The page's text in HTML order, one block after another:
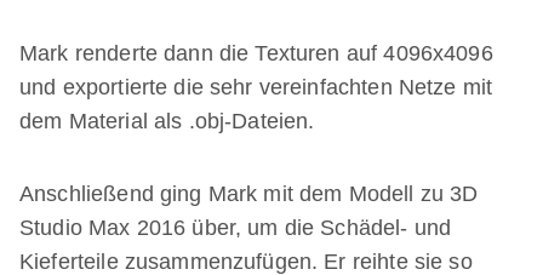
Mark renderte dann die Texturen auf 4096x4096
und exportierte die sehr vereinfachten Netze mit
dem Material als .obj-Dateien.
Anschließend ging Mark mit dem Modell zu 3D
Studio Max 2016 über, um die Schädel- und
Kieferteile zusammenzufügen. Er reihte sie so